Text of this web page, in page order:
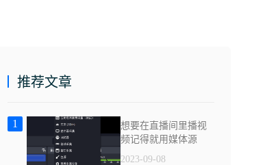
推荐文章
1
想要在直播间里播视
频记得就用媒体源
2023-09-08